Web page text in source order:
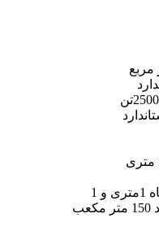
3 دستگاه بچینگ لیپهر(2دستگاه 1متری و 1
دستگاه 1/2 متری با توان تولید 150 متر مکعب